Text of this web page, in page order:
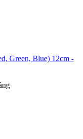
Green, Blue) 12cm -